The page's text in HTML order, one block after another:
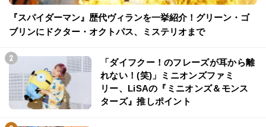
『スパイダーマン』歴代ヴィランを一挙紹介！グリーン・ゴ
ブリンにドクター・オクトパス、ミステリオまで
「ダイフクー！のフレーズが耳から離
れない！(笑)」ミニオンズファミ
リー、LiSAの『ミニオンズ＆モンス
ターズ』推しポイント